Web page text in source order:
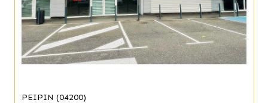
PEIPIN (04200)